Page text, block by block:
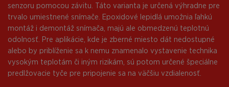
senzoru pomocou závitu. Táto varianta je určená výhradne pre
trvalo umiestnené snímače. Epoxidové lepidlá umožnia ľahkú
montáž i demontáž snímača, majú ale obmedzenú teplotnú
odolnosť. Pre aplikácie, kde je zberné miesto dát nedostupné
alebo by priblíženie sa k nemu znamenalo vystavenie technika
vysokým teplotám či iným rizikám, sú potom určené špeciálne
predlžovacie tyče pre pripojenie sa na väčšiu vzdialenosť.